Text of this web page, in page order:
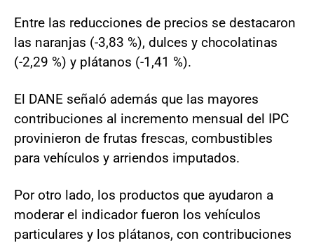
Entre las reducciones de precios se destacaron
las naranjas (-3,83 %), dulces y chocolatinas
(-2,29 %) y plátanos (-1,41 %).
El DANE señaló además que las mayores
contribuciones al incremento mensual del IPC
provinieron de frutas frescas, combustibles
para vehículos y arriendos imputados.
Por otro lado, los productos que ayudaron a
moderar el indicador fueron los vehículos
particulares y los plátanos, con contribuciones